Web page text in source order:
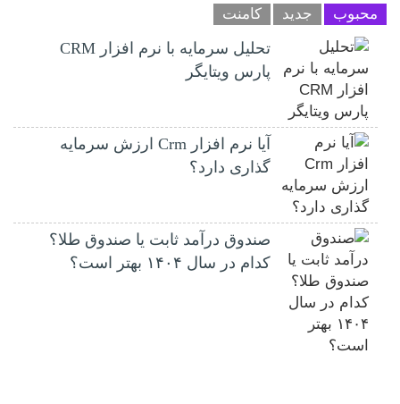
محبوب جدید کامنت
تحلیل سرمایه با نرم افزار CRM
پارس ویتایگر
آیا نرم افزار Crm ارزش سرمایه
گذاری دارد؟
صندوق درآمد ثابت یا صندوق طلا؟
کدام در سال ۱۴۰۴ بهتر است؟